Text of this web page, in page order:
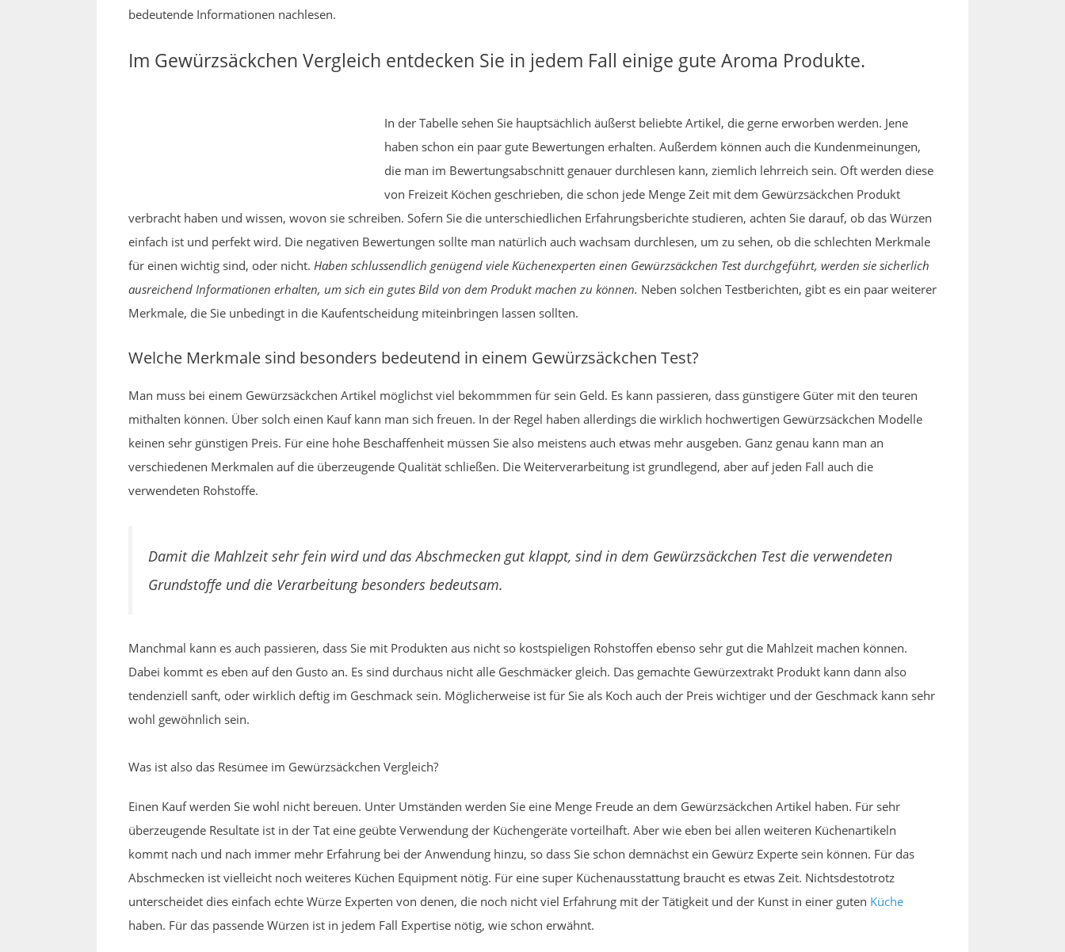
bedeutende Informationen nachlesen.
Im Gewürzsäckchen Vergleich entdecken Sie in jedem Fall einige gute Aroma Produkte.
In der Tabelle sehen Sie hauptsächlich äußerst beliebte Artikel, die gerne erworben werden. Jene
haben schon ein paar gute Bewertungen erhalten. Außerdem können auch die Kundenmeinungen,
die man im Bewertungsabschnitt genauer durchlesen kann, ziemlich lehrreich sein. Oft werden diese
von Freizeit Köchen geschrieben, die schon jede Menge Zeit mit dem Gewürzsäckchen Produkt
verbracht haben und wissen, wovon sie schreiben. Sofern Sie die unterschiedlichen Erfahrungsberichte studieren, achten Sie darauf, ob das Würzen
einfach ist und perfekt wird. Die negativen Bewertungen sollte man natürlich auch wachsam durchlesen, um zu sehen, ob die schlechten Merkmale
für einen wichtig sind, oder nicht. Haben schlussendlich genügend viele Küchenexperten einen Gewürzsäckchen Test durchgeführt, werden sie sicherlich
ausreichend Informationen erhalten, um sich ein gutes Bild von dem Produkt machen zu können. Neben solchen Testberichten, gibt es ein paar weiterer
Merkmale, die Sie unbedingt in die Kaufentscheidung miteinbringen lassen sollten.
Welche Merkmale sind besonders bedeutend in einem Gewürzsäckchen Test?
Man muss bei einem Gewürzsäckchen Artikel möglichst viel bekommmen für sein Geld. Es kann passieren, dass günstigere Güter mit den teuren
mithalten können. Über solch einen Kauf kann man sich freuen. In der Regel haben allerdings die wirklich hochwertigen Gewürzsäckchen Modelle
keinen sehr günstigen Preis. Für eine hohe Beschaffenheit müssen Sie also meistens auch etwas mehr ausgeben. Ganz genau kann man an
verschiedenen Merkmalen auf die überzeugende Qualität schließen. Die Weiterverarbeitung ist grundlegend, aber auf jeden Fall auch die
verwendeten Rohstoffe.
Damit die Mahlzeit sehr fein wird und das Abschmecken gut klappt, sind in dem Gewürzsäckchen Test die verwendeten
Grundstoffe und die Verarbeitung besonders bedeutsam.
Manchmal kann es auch passieren, dass Sie mit Produkten aus nicht so kostspieligen Rohstoffen ebenso sehr gut die Mahlzeit machen können.
Dabei kommt es eben auf den Gusto an. Es sind durchaus nicht alle Geschmäcker gleich. Das gemachte Gewürzextrakt Produkt kann dann also
tendenziell sanft, oder wirklich deftig im Geschmack sein. Möglicherweise ist für Sie als Koch auch der Preis wichtiger und der Geschmack kann sehr
wohl gewöhnlich sein.
Was ist also das Resümee im Gewürzsäckchen Vergleich?
Einen Kauf werden Sie wohl nicht bereuen. Unter Umständen werden Sie eine Menge Freude an dem Gewürzsäckchen Artikel haben. Für sehr
überzeugende Resultate ist in der Tat eine geübte Verwendung der Küchengeräte vorteilhaft. Aber wie eben bei allen weiteren Küchenartikeln
kommt nach und nach immer mehr Erfahrung bei der Anwendung hinzu, so dass Sie schon demnächst ein Gewürz Experte sein können. Für das
Abschmecken ist vielleicht noch weiteres Küchen Equipment nötig. Für eine super Küchenausstattung braucht es etwas Zeit. Nichtsdestotrotz
unterscheidet dies einfach echte Würze Experten von denen, die noch nicht viel Erfahrung mit der Tätigkeit und der Kunst in einer guten Küche
haben. Für das passende Würzen ist in jedem Fall Expertise nötig, wie schon erwähnt.